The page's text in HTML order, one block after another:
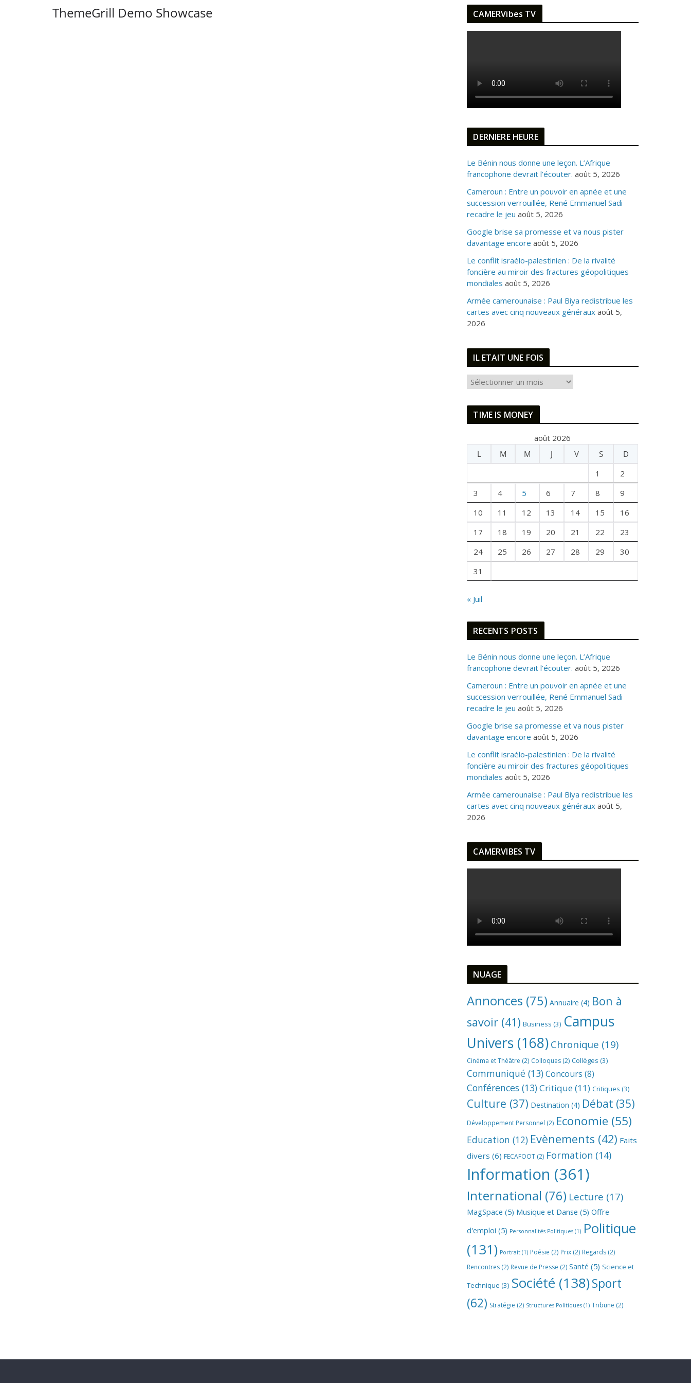
ThemeGrill Demo Showcase CAMERVibes TV
DERNIERE HEURE
Le Bénin nous donne une leçon. L’Afrique
francophone devrait l’écouter. août 5, 2026
Cameroun : Entre un pouvoir en apnée et une
succession verrouillée, René Emmanuel Sadi
recadre le jeu août 5, 2026
Google brise sa promesse et va nous pister
davantage encore août 5, 2026
Le conflit israélo-palestinien : De la rivalité
foncière au miroir des fractures géopolitiques
mondiales août 5, 2026
Armée camerounaise : Paul Biya redistribue les
cartes avec cinq nouveaux généraux août 5,
2026
IL ETAIT UNE FOIS
E
I
U
F
S
TIME IS MONEY
août 2026
L
M M J V S
D
1
2
3
4 5 6 7 8
9
10
11 12 13 14 15
16
17
18 19 20 21 22
23
24
25 26 27 28 29
30
31
« Juil
RECENTS POSTS
Le Bénin nous donne une leçon. L’Afrique
francophone devrait l’écouter. août 5, 2026
Cameroun : Entre un pouvoir en apnée et une
succession verrouillée, René Emmanuel Sadi
recadre le jeu août 5, 2026
Google brise sa promesse et va nous pister
davantage encore août 5, 2026
Le conflit israélo-palestinien : De la rivalité
foncière au miroir des fractures géopolitiques
mondiales août 5, 2026
Armée camerounaise : Paul Biya redistribue les
cartes avec cinq nouveaux généraux août 5,
2026
CAMERVIBES TV
NUAGE
Annonces (75) Annuaire (4) Bon à
savoir (41) Business (3) Campus
Univers (168)Chronique (19)
Cinéma et Théâtre (2) Colloques (2) Collèges (3)
Communiqué (13) Concours (8)
Conférences (13)Critique(11) Critiques (3)
Culture (37) Destination (4) Débat (35)
Développement Personnel (2) Economie (55)
Education (12) Evènements (42) Faits
divers (6) FECAFOOT (2) Formation (14)
Information (361)
International (76) Lecture (17)
MagSpace (5) Musique et Danse (5) Offre
d'emploi (5) Personnalités Politiques (1) Politique
(131) Portrait (1) Poésie (2) Prix (2) Regards (2)
Rencontres (2) Revue de Presse (2) Santé (5) Science et
Technique (3) Société (138)Sport
(62) Stratégie (2) Structures Politiques (1) Tribune (2)